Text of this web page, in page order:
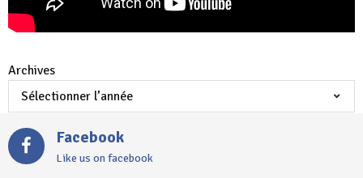
Archives
Facebook
Like us on facebook